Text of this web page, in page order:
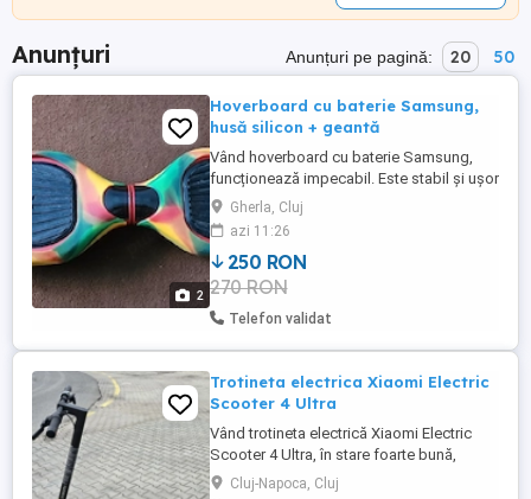
Anunțuri Anunțuri pe pagină: 20 50
2
Hoverboard cu baterie Samsung,
husă silicon + geantă
Vând hoverboard cu baterie Samsung,
funcționează impecabil. Este stabil și ușor
de folosit, potrivit atât pentru copii, cât și
pentru adulți. Include: husă de silicon
pentru protecție împotriva zgârieturilor
geantă de transport pentru depozitare și
transport ușor sistem de protecție pentru
siguranță ...
Gherla, Cluj
azi 11:26
250 RON
270 RON
Telefon validat
Trotineta electrica Xiaomi Electric
Scooter 4 Ultra
Vând trotineta electrică Xiaomi Electric
Scooter 4 Ultra, în stare foarte bună,
folosită ocazional, cu doar 645 km
Cluj-Napoca, Cluj